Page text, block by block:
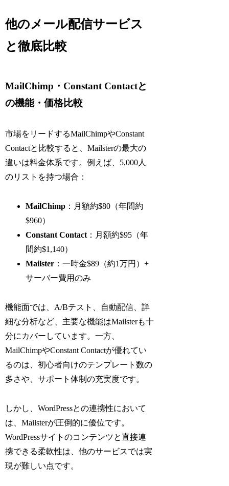
他のメール配信サービス
と徹底比較
MailChimp・Constant Contactと
の機能・価格比較
市場をリードするMailChimpやConstant
Contactと比較すると、Mailsterの最大の
違いは料金体系です。例えば、5,000人
のリストを持つ場合：
MailChimp ：月額約$80（年間約
$960）
Constant Contact ：月額約$95（年
間約$1,140）
Mailster ：一時金$89（約1万円）+
サーバー費用のみ
機能面では、A/Bテスト、自動配信、詳
細な分析など、主要な機能はMailsterも十
分にカバーしています。一方、
MailChimpやConstant Contactが優れてい
るのは、初心者向けのテンプレート数の
多さや、サポート体制の充実度です。
しかし、WordPressとの連携性において
は、Mailsterが圧倒的に優位です。
WordPressサイトのコンテンツと直接連
携できる柔軟性は、他のサービスでは実
現が難しい点です。